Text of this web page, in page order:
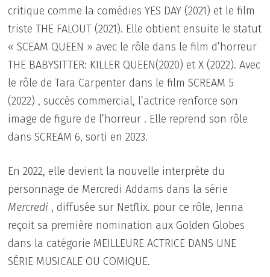
critique comme la comédies YES DAY (2021) et le film
triste THE FALOUT (2021). Elle obtient ensuite le statut
« SCEAM QUEEN » avec le rôle dans le film d’horreur
THE BABYSITTER: KILLER QUEEN(2020) et X (2022). Avec
le rôle de Tara Carpenter dans le film SCREAM 5
(2022) , succès commercial, l’actrice renforce son
image de figure de l’horreur . Elle reprend son rôle
dans SCREAM 6, sorti en 2023.
En 2022, elle devient la nouvelle interprète du
personnage de Mercredi Addams dans la série
Mercredi , diffusée sur Netflix. pour ce rôle, Jenna
reçoit sa première nomination aux Golden Globes
dans la catégorie MEILLEURE ACTRICE DANS UNE
SÉRIE MUSICALE OU COMIQUE.